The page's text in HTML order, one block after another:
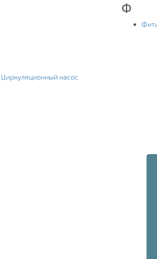
Ф
Циркуляционный насос